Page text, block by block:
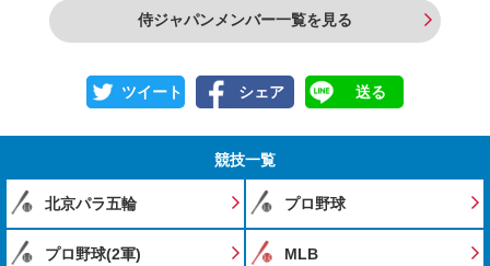
侍ジャパンメンバー一覧を見る
ツイート シェア 送る
競技一覧
北京パラ五輪 プロ野球
プロ野球(2軍) MLB